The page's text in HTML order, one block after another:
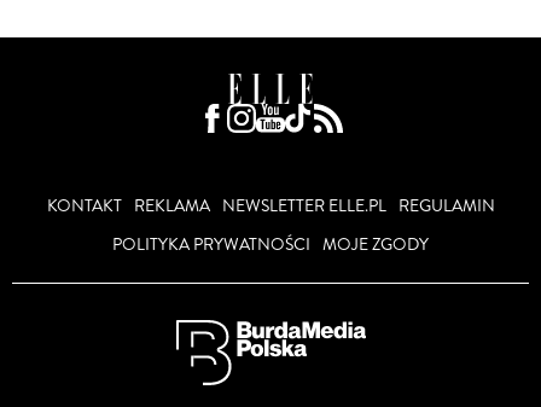
KONTAKT REKLAMA NEWSLETTER ELLE.PL
REGULAMIN
POLITYKA PRYWATNOŚCI MOJE ZGODY